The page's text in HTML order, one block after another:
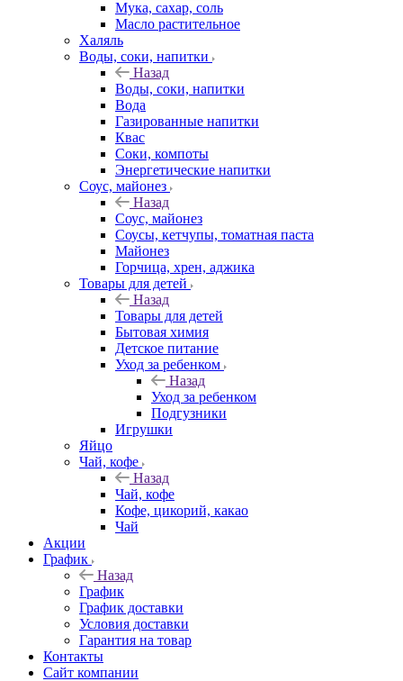
Мука, сахар, соль
Масло растительное
Халяль
Воды, соки, напитки
Назад
Воды, соки, напитки
Вода
Газированные напитки
Квас
Соки, компоты
Энергетические напитки
Соус, майонез
Назад
Соус, майонез
Соусы, кетчупы, томатная паста
Майонез
Горчица, хрен, аджика
Товары для детей
Назад
Товары для детей
Бытовая химия
Детское питание
Уход за ребенком
Назад
Уход за ребенком
Подгузники
Игрушки
Яйцо
Чай, кофе
Назад
Чай, кофе
Кофе, цикорий, какао
Чай
Акции
График
Назад
График
График доставки
Условия доставки
Гарантия на товар
Контакты
Сайт компании